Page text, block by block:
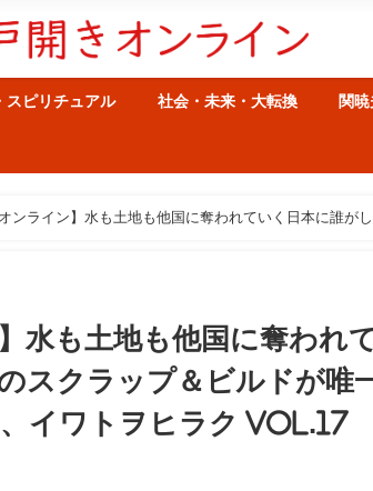
スピリチュアル 社会・未来・大転換 関
ンライン】水も土地も他国に奪われていく日本に誰がし
水も土地も他国に奪われ
スクラップ＆ビルドが唯
イワトヲヒラク Vol.17